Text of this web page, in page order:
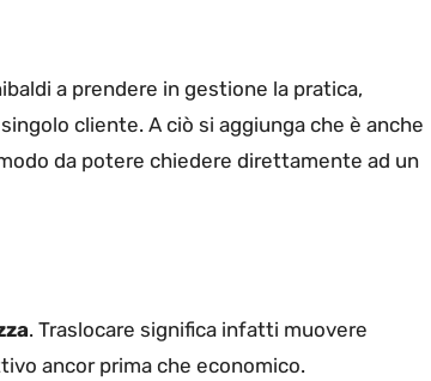
a prendere in gestione la pratica,
cliente. A ciò si aggiunga che è anche
da potere chiedere direttamente ad un
. Traslocare significa infatti muovere
ancor prima che economico.